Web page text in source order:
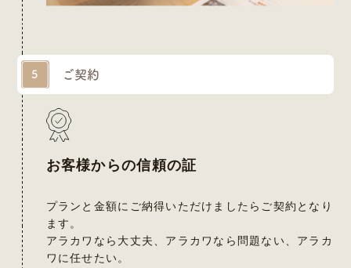
5 ご契約
お客様からの信頼の証
プランと金額にご納得いただけましたらご契約となり
ます。
アラカワなら大丈夫、アラカワなら問題ない、アラカ
ワに任せたい。